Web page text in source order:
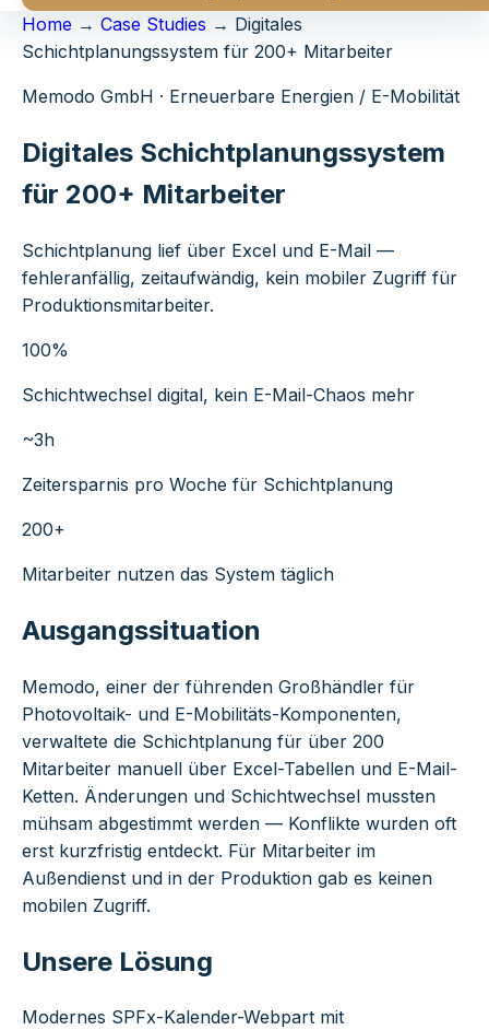
Home → Case Studies → Digitales
Schichtplanungssystem für 200+ Mitarbeiter
Memodo GmbH · Erneuerbare Energien / E-Mobilität
Digitales Schichtplanungssystem
für 200+ Mitarbeiter
Schichtplanung lief über Excel und E-Mail —
fehleranfällig, zeitaufwändig, kein mobiler Zugriff für
Produktionsmitarbeiter.
100%
Schichtwechsel digital, kein E-Mail-Chaos mehr
~3h
Zeitersparnis pro Woche für Schichtplanung
200+
Mitarbeiter nutzen das System täglich
Ausgangssituation
Memodo, einer der führenden Großhändler für
Photovoltaik- und E-Mobilitäts-Komponenten,
verwaltete die Schichtplanung für über 200
Mitarbeiter manuell über Excel-Tabellen und E-Mail-
Ketten. Änderungen und Schichtwechsel mussten
mühsam abgestimmt werden — Konflikte wurden oft
erst kurzfristig entdeckt. Für Mitarbeiter im
Außendienst und in der Produktion gab es keinen
mobilen Zugriff.
Unsere Lösung
Modernes SPFx-Kalender-Webpart mit